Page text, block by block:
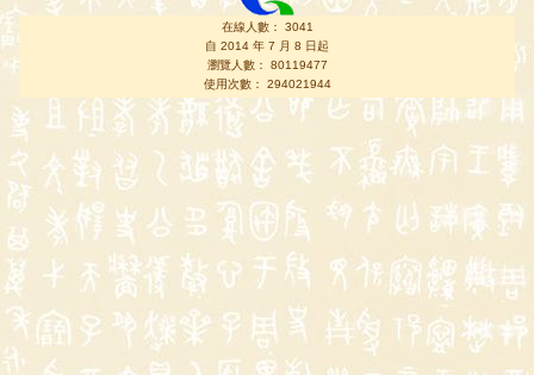
在線人數： 3041
自 2014 年 7 月 8 日起
瀏覽人數： 80119477
使用次數： 294021944